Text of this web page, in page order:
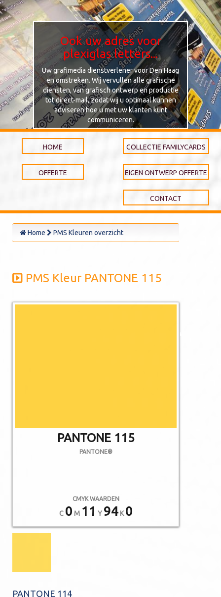
Ook uw adres voor
plexiglas letters...
Uw grafimedia dienstverlener voor Den Haag
en omstreken. Wij vervullen alle grafische
diensten, van grafisch ontwerp en productie
tot direct-mail, zodat wij u optimaal kunnen
adviseren hoe u met uw klanten kunt
communiceren.
HOME
OFFERTE
COLLECTIE FAMILYCARDS
EIGEN ONTWERP OFFERTE
CONTACT
Home PMS Kleuren overzicht
PMS Kleur PANTONE 115
PANTONE 115
PANTONE®
CMYK WAARDEN
C 0 M 11 Y 94K0
PANTONE 114